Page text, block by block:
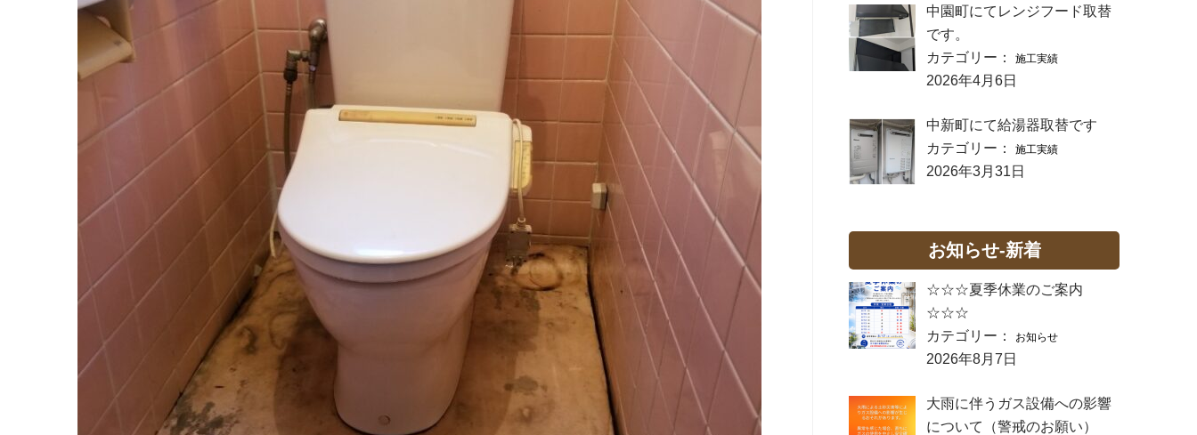
中園町にてレンジフード取替
です。
カテゴリー：
施工実績
2026年4月6日
中新町にて給湯器取替です
カテゴリー：
施工実績
2026年3月31日
お知らせ-新着
☆☆☆夏季休業のご案内
☆☆☆
カテゴリー：
お知らせ
2026年8月7日
大雨に伴うガス設備への影響
について（警戒のお願い）